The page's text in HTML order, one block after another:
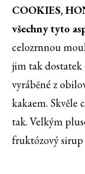
COOKIES,
všechny tyto
celozrnnou
jim tak dostatek
vyráběné z
kakaem.
tak. Velkým
fruktózový